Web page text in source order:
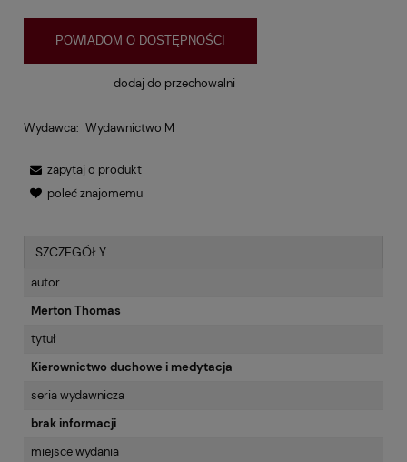
POWIADOM O DOSTĘPNOŚCI
dodaj do przechowalni
Wydawca: Wydawnictwo M
zapytaj o produkt
poleć znajomemu
SZCZEGÓŁY
autor
Merton Thomas
tytuł
Kierownictwo duchowe i medytacja
seria wydawnicza
brak informacji
miejsce wydania